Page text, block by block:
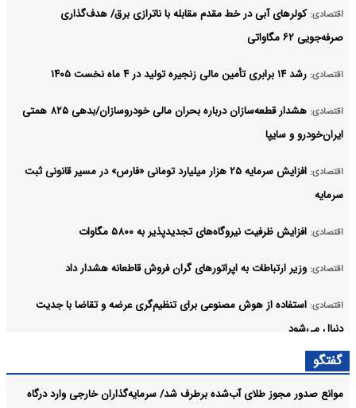
اقتصادی: کولرهای آبی در خط مقدم مقابله با ناترازی برق/ هدف‌گذاری
صرفه‌جویی ۶۲ مگاواتی
اقتصادی: رشد ۱۴ برابری تأمین مالی زنجیره تولید در ۴ ماه نخست ۱۴۰۵
اقتصادی:
هشدار قطعه‌سازان درباره بحران مالی خودروسازان/بدهی ۸۲۵ همتی
ایران‌خودرو و سایپا
اقتصادی:
افزایش سرمایه ۲۵ هزار میلیارد تومانی «فارس» در مسیر قانونی ثبت
سرمایه
اقتصادی: افزایش ظرفیت نیروگاه‌های تجدیدپذیر به ۵۸۰۰ مگاوات
اقتصادی: وزیر ارتباطات به اپراتورهای گران فروش قاطعانه هشدار داد
اقتصادی: استفاده از هوش مصنوعی برای تنظیم‌گری عرضه و تقاضا با جدیت
دنبال می‌شود
اقتصادی:
درصدی درآمدها تا افزایش ۱۵۳ درصدی استرداد مالیات
گفتگو
موانع صدور مجوز طلای آب‌شده برطرف شد/ سرمایه‌گذاران خارجی وارد درگاه